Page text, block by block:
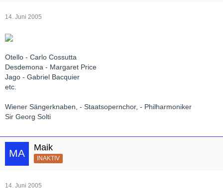
14. Juni 2005
Otello - Carlo Cossutta
Desdemona - Margaret Price
Jago - Gabriel Bacquier
etc.
Wiener Sängerknaben, - Staatsopernchor, - Philharmoniker
Sir Georg Solti
Maik
INAKTIV
14. Juni 2005